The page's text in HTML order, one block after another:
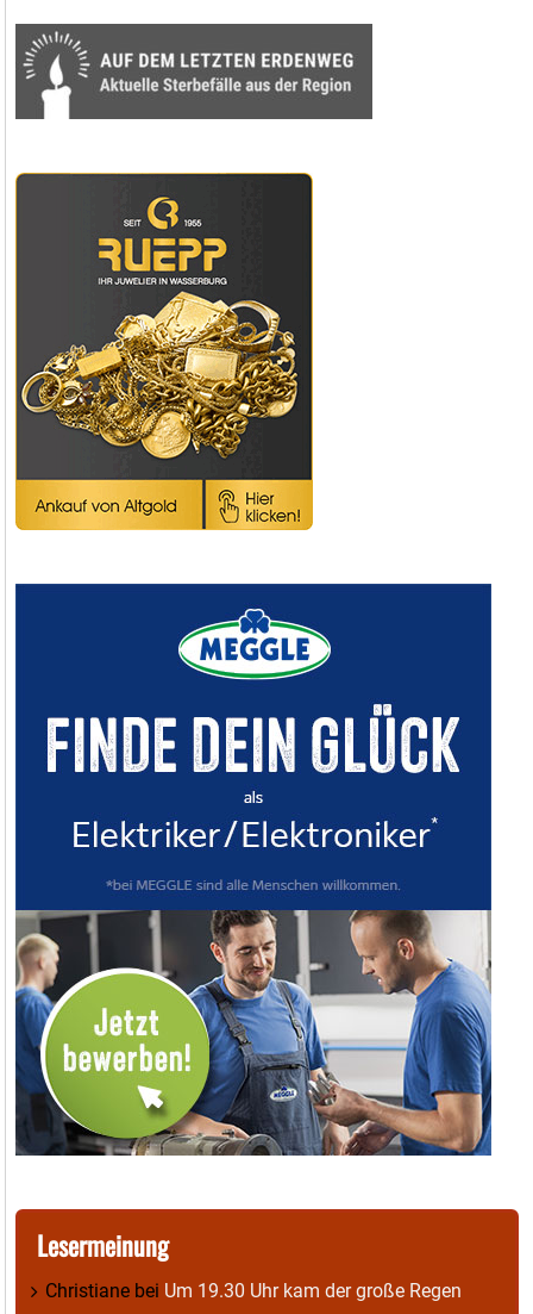
Lesermeinung
Christiane bei Um 19.30 Uhr kam der große Regen